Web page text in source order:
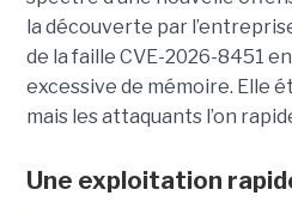
la découverte par
de la faille CVE-2026-8451
excessive de mémoire. Elle
mais les attaquants l’on
Une exploitation